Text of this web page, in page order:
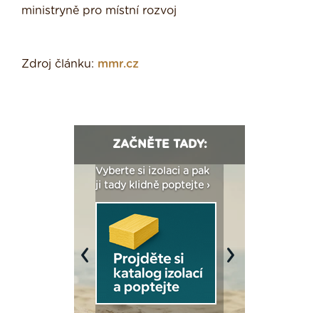
ministryně pro místní rozvoj
Zdroj článku: mmr.cz
ZAČNĚTE TADY:
Vyberte si izolaci a pak
ji tady klidně poptejte ›
Previous Next